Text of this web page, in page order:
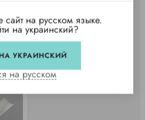
сайт на русском языке.
на украинский?
УКРАИНСКИЙ
на русском